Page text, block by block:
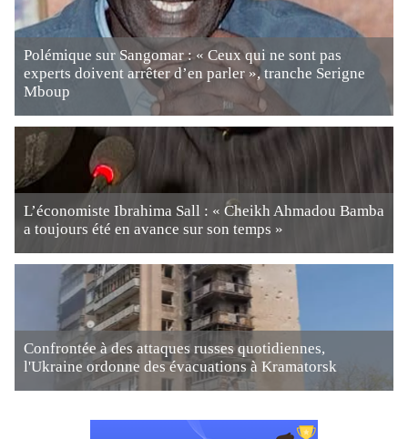
Polémique sur Sangomar : « Ceux qui ne sont pas
experts doivent arrêter d’en parler », tranche Serigne
Mboup
L’économiste Ibrahima Sall : « Cheikh Ahmadou Bamba
a toujours été en avance sur son temps »
Confrontée à des attaques russes quotidiennes,
l'Ukraine ordonne des évacuations à Kramatorsk